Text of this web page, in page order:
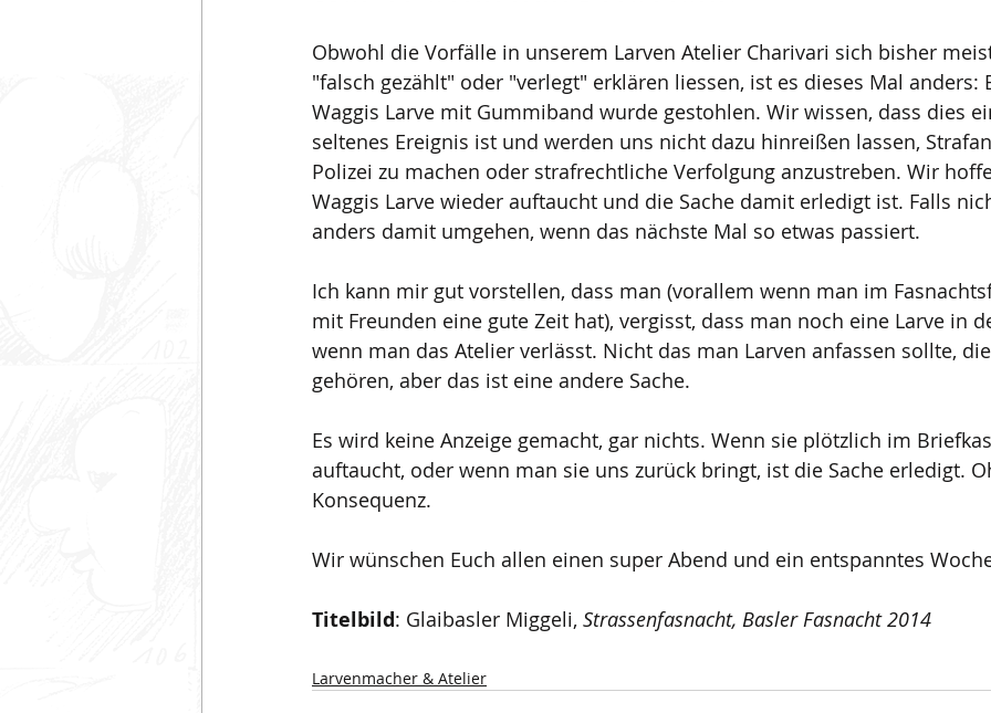
Obwohl die Vorfälle in unserem Larven Atelier Charivari sich bisher
"falsch gezählt" oder "verlegt" erklären liessen, ist es dieses Mal anders:
Waggis Larve mit Gummiband wurde gestohlen. Wir wissen, dass dies
seltenes Ereignis ist und werden uns nicht dazu hinreißen lassen,
Polizei zu machen oder strafrechtliche Verfolgung anzustreben. Wir
Waggis Larve wieder auftaucht und die Sache damit erledigt ist. Falls
anders damit umgehen, wenn das nächste Mal so etwas passiert.
Ich kann mir gut vorstellen, dass man (vorallem wenn man im
mit Freunden eine gute Zeit hat), vergisst, dass man noch eine Larve in
wenn man das Atelier verlässt. Nicht das man Larven anfassen sollte,
gehören, aber das ist eine andere Sache.
Es wird keine Anzeige gemacht, gar nichts. Wenn sie plötzlich im
auftaucht, oder wenn man sie uns zurück bringt, ist die Sache erledigt.
Konsequenz.
Wir wünschen Euch allen einen super Abend und ein entspanntes
Titelbild: Glaibasler Miggeli, Strassenfasnacht, Basler Fasnacht 2014
Larvenmacher & Atelier